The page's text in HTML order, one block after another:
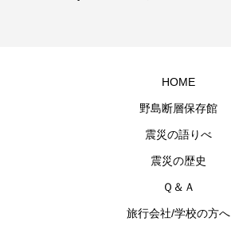
HOME
野島断層保存館
震災の語りべ
震災の歴史
Ｑ＆Ａ
旅行会社/学校の方へ